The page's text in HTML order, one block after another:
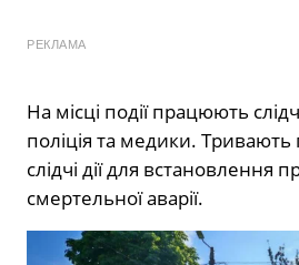
РЕКЛАМА
На місці події працюють
поліція та медики.
слідчі дії для встановлення
смертельної аварії.